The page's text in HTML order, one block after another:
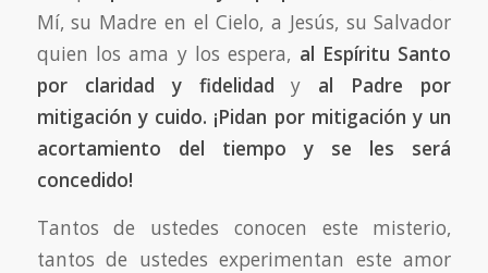
Mí, su Madre en el Cielo, a Jesús, su Salvador
quien los ama y los espera, al Espíritu Santo
por claridad y fidelidady al Padre por
mitigación y cuido. ¡Pidan por mitigación y un
acortamiento del tiempo y se les será
concedido!
Tantos de ustedes conocen este misterio,
tantos de ustedes experimentan este amor